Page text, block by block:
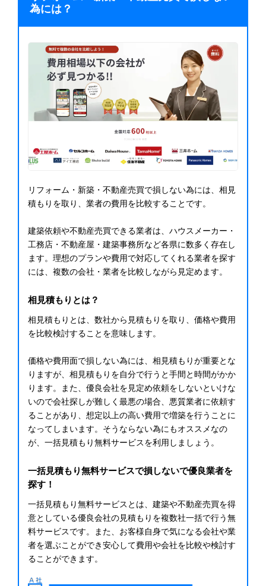
為には？
リフォーム・新築・不動産売買で損しない為には、相見
積もりを取り、業者の費用を比較することです。
建築依頼や不動産売買できる業者は、ハウスメーカー・
工務店・不動産屋・建築事務所など各県に数多く存在し
ます。理想のプランや費用で対応してくれる業者を探す
には、複数の会社・業者を比較しながら見定めます。
相見積もりとは？
相見積もりとは、数社から見積もりを取り、価格や費用
を比較検討することを意味します。
価格や費用面で損しない為には、相見積もりが重要とな
りますが、相見積もりを自分で行うと手間と時間がかか
ります。また、優良会社を見定め依頼をしないといけな
いので会社探しが難しく最悪の場合、悪質業者に依頼す
ることがあり、想定以上の高い費用で増築を行うことに
なってしまいます。そうならない為にもオススメなの
が、一括見積もり無料サービスを利用しましょう。
一括見積もり無料サービスで損しないで優良業者を
探す！
一括見積もり無料サービスとは、建築や不動産売買を得
意としている優良会社の見積もりを複数社一括で行う無
料サービスです。また、お客様自身で気になる会社や業
者を選ぶことができ安心して費用や会社を比較や検討す
ることができます。